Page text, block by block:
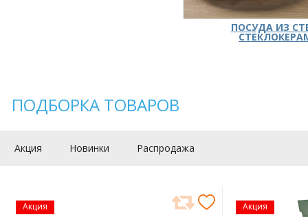
ПОСУДА ИЗ
ПОДБОРКА ТОВАРОВ
Акция Новинки Распродажа
Акция Акция